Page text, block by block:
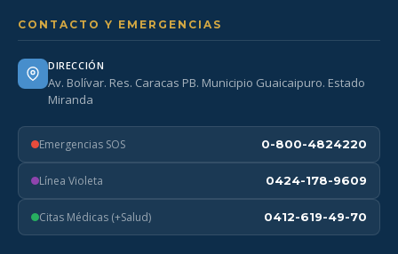
CONTACTO Y EMERGENCIAS
DIRECCIÓN
Av. Bolívar. Res. Caracas PB. Municipio Guaicaipuro. Estado
Miranda
Emergencias SOS 0-800-4824220
Línea Violeta 0424-178-9609
Citas Médicas (+Salud) 0412-619-49-70